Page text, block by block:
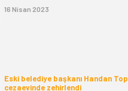
16 Nisan 2023
Eski belediye başkanı Handan
cezaevinde zehirlendi